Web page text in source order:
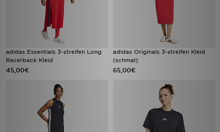
adidas Essentials 3-streifen Long
Racerback Kleid
45,00€
adidas Originals 3-streifen Kleid
(schmal)
65,00€